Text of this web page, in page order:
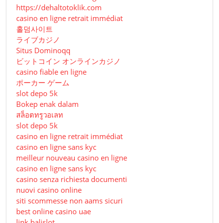
https://dehaltotoklik.com
casino en ligne retrait immédiat
홀덤사이트
ライブカジノ
Situs Dominoqq
ビットコイン オンラインカジノ
casino fiable en ligne
ポーカー ゲーム
slot depo 5k
Bokep enak dalam
สล็อตทรูวอเลท
slot depo 5k
casino en ligne retrait immédiat
casino en ligne sans kyc
meilleur nouveau casino en ligne
casino en ligne sans kyc
casino senza richiesta documenti
nuovi casino online
siti scommesse non aams sicuri
best online casino uae